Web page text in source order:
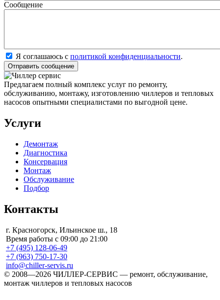
Сообщение
Я соглашаюсь с политикой конфиденциальности.
Предлагаем полный комплекс услуг по ремонту,
обслуживанию, монтажу, изготовлению чиллеров и тепловых
насосов опытными специалистами по выгодной цене.
Услуги
Демонтаж
Диагностика
Консервация
Монтаж
Обслуживание
Подбор
Контакты
г. Красногорск, Ильинское ш., 18
Время работы с 09:00 до 21:00
+7 (495) 128-06-49
+7 (963) 750-17-30
info@chiller-servis.ru
© 2008—2026 ЧИЛЛЕР-СЕРВИС — ремонт, обслуживание,
монтаж чиллеров и тепловых насосов